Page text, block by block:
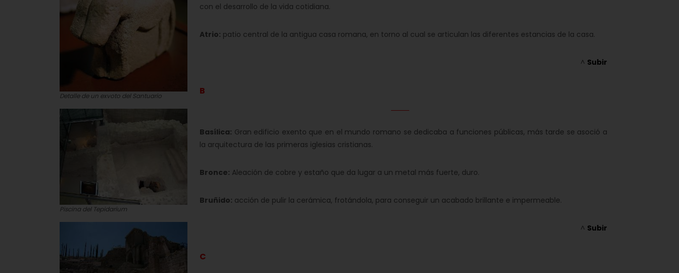
con el desarrollo de la vida cotidiana.
Atrio: patio central de la antigua casa romana, en torno al cual se articulan las diferentes estancias de la casa.
^ Subir
B
Basílica: Gran edificio exento que en el mundo romano se dedicaba a funciones públicas, más tarde se asoció a
la arquitectura de las primeras iglesias cristianas.
Bronce: Aleación de cobre y estaño que da lugar a un metal más fuerte, duro.
Bruñido: acción de pulir la cerámica, frotándola, para conseguir un acabado brillante e impermeable.
^ Subir
C
Detalle de un exvoto del Santuario
Piscina del Tepidarium